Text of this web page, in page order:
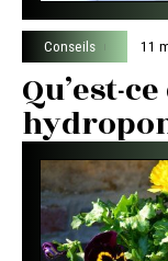
Conseils 11
Qu’est-